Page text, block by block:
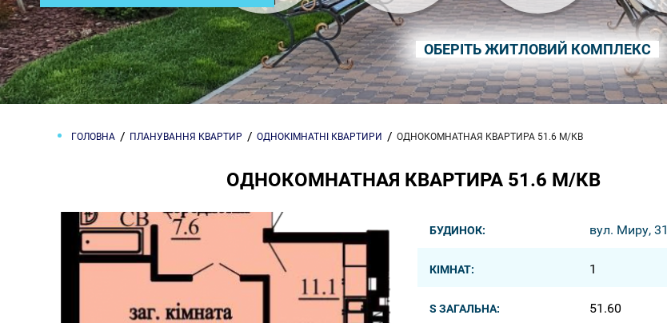
ОБЕРІТЬ ЖИТЛОВИЙ КОМПЛЕКС
ГОЛОВНА ПЛАНУВАННЯ КВАРТИР ОДНОКІМНАТНІ КВАРТИРИ ОДНОКОМНАТНАЯ КВАРТИРА 51.6 М/КВ
ОДНОКОМНАТНАЯ КВАРТИРА 51.6 М/КВ
БУДИНОК: вул. Миру, 31
КІМНАТ: 1
S ЗАГАЛЬНА: 51.60